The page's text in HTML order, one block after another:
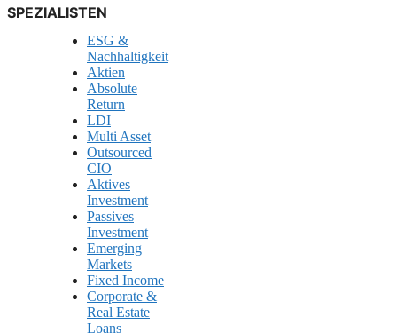
SPEZIALISTEN
ESG &
Nachhaltigkeit
Aktien
Absolute
Return
LDI
Multi Asset
Outsourced
CIO
Aktives
Investment
Passives
Investment
Emerging
Markets
Fixed Income
Corporate &
Real Estate
Loans